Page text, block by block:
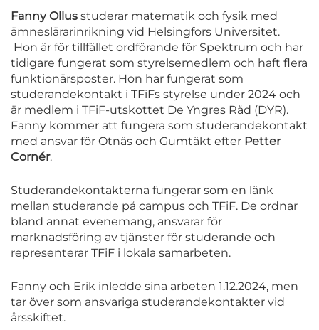
Fanny Ollus studerar matematik och fysik med
ämneslärarinrikning vid Helsingfors Universitet.
Hon är för tillfället ordförande för Spektrum och har
tidigare fungerat som styrelsemedlem och haft flera
funktionärsposter. Hon har fungerat som
studerandekontakt i TFiFs styrelse under 2024 och
är medlem i TFiF-utskottet De Yngres Råd (DYR).
Fanny kommer att fungera som studerandekontakt
med ansvar för Otnäs och Gumtäkt efter Petter
Cornér.
Studerandekontakterna fungerar som en länk
mellan studerande på campus och TFiF. De ordnar
bland annat evenemang, ansvarar för
marknadsföring av tjänster för studerande och
representerar TFiF i lokala samarbeten.
Fanny och Erik inledde sina arbeten 1.12.2024, men
tar över som ansvariga studerandekontakter vid
årsskiftet.